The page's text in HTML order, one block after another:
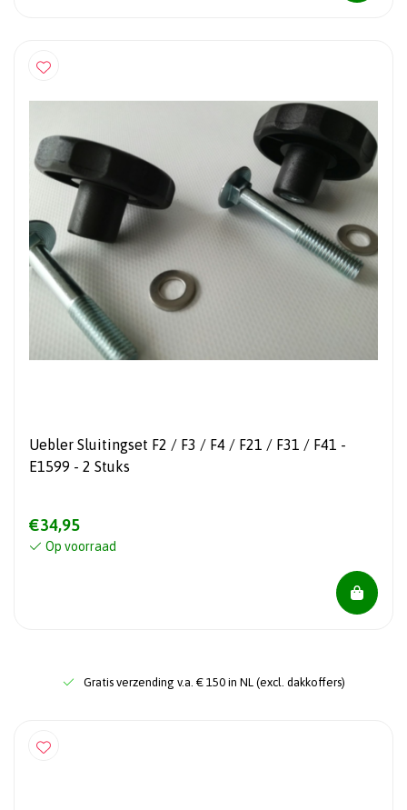
Uebler Sluitingset F2 / F3 / F4 / F21 / F31 / F41 -
E1599 - 2 Stuks
€34,95
Op voorraad
Gratis verzending v.a. € 150 in NL (excl. dakkoffers)